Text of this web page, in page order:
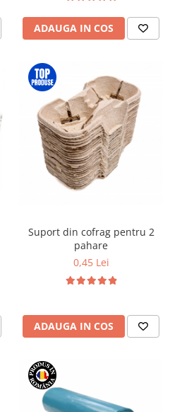
ADAUGA IN COS
Suport din cofrag pentru 2
pahare
0,45 Lei
ADAUGA IN COS